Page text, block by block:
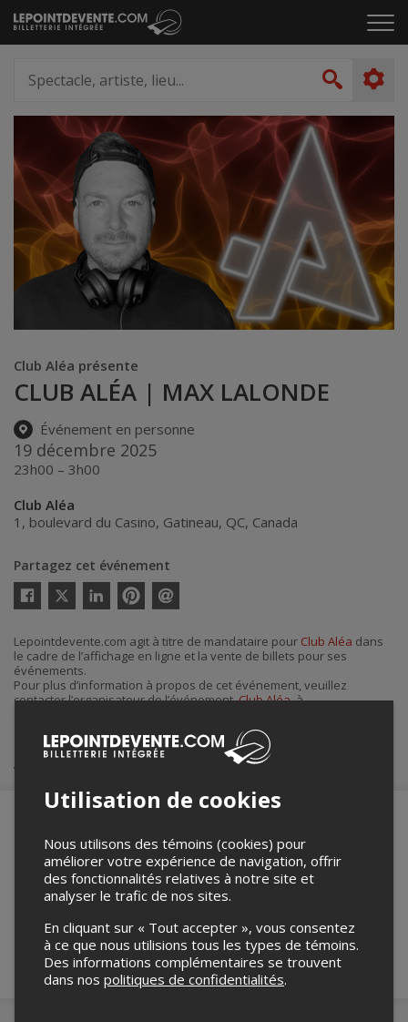
Passer
au
le
artiste,
lieu...
Club Aléa présente
CLUB ALÉA | MAX LALONDE
Événement en personne
19 décembre 2025
23h00 – 3h00
Club Aléa
1, boulevard du Casino, Gatineau, QC, Canada
Partagez cet événement
Twitter
courriel
Lepointdevente.com agit à titre de mandataire pour Club Aléa dans
le cadre de l’affichage en ligne et la vente de billets pour ses
événements.
Pour plus d’information à propos de cet événement, veuillez
contacter l’organisateur de l’événement,Club Aléa, à
Achat de billets
Merci de confirmer que vous n'êtes pas un
robot ci-bas.
Utilisation de cookies
Nous utilisons des témoins (cookies) pour
améliorer votre expérience de navigation, offrir
des fonctionnalités relatives à notre site et
analyser le trafic de nos sites.
En cliquant sur « Tout accepter », vous consentez
à ce que nous utilisions tous les types de témoins.
Des informations complémentaires se trouvent
dans nos politiques de confidentialités.